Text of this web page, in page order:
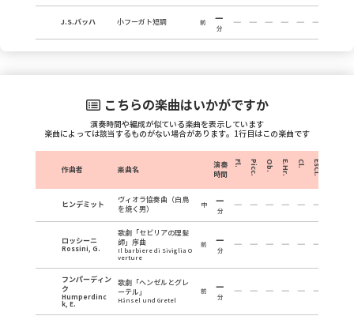
J.S.バッハ 小フーガト短調
前
分
こちらの楽曲はいかがですか
演奏時間や編成が似ている楽曲を表示しています
楽曲によっては該当するものがない場合があります。1行目はこの楽曲です
作曲者 楽曲名
演奏
時間
Fl. Picc. Ob. E.Hr. Cl. EsCl.
ヒンデミット
ヴィオラ協奏曲（白鳥
を焼く男）
中
分
ロッシーニ
Rossini, G.
歌劇「セビリアの理髪
師」序曲
Il barbiere di Siviglia O
verture
前
分
フンパーディン
ク
Humperdinc
k, E.
歌劇「ヘンゼルとグレ
ーテル」
Hänsel und Gretel
前
分